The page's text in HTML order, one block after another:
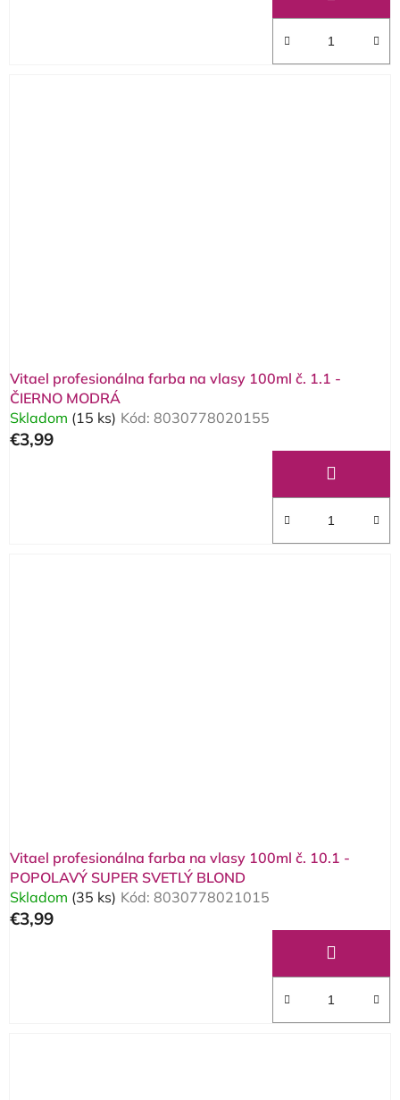
Vitael profesionálna farba na vlasy 100ml č. 1.1 -
ČIERNO MODRÁ
Skladom (15 ks) Kód: 8030778020155
€3,99
Vitael profesionálna farba na vlasy 100ml č. 10.1 -
POPOLAVÝ SUPER SVETLÝ BLOND
Skladom (35 ks) Kód: 8030778021015
€3,99